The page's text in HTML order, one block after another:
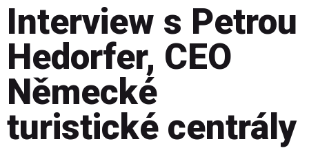
Interview s Petrou
Hedorfer, CEO
Německé
turistické centrály